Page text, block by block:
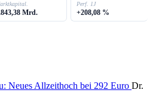
Mrd.
Perf. 1J
+208,08 %
Neues Allzeithoch bei 292 Euro Dr.